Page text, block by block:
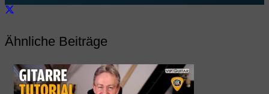
Ähnliche Beiträge